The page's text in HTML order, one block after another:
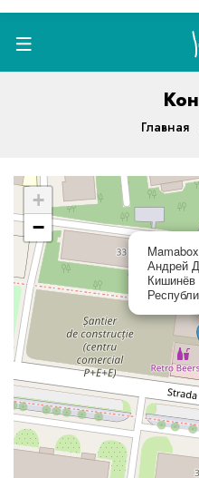
Главная
Андрей
Кишинёв
+
−